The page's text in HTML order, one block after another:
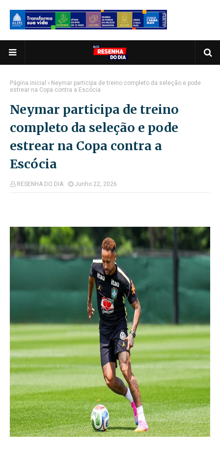
Página inicial
Neymar participa de treino completo da seleção e pode
estrear na Copa contra a Escócia
Neymar participa de treino
completo da seleção e pode
estrear na Copa contra a
Escócia
RESENHA DO DIA Junho 22, 2026